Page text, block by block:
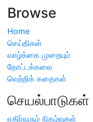
Browse
Home
செய்திகள்
வாழ்க்கை முறையும்
தோட்டக்கலை
வெற்றிக் கதைகள்
செயல்பாடுகள்
எதிர்வரும் நிகழ்வுகள்